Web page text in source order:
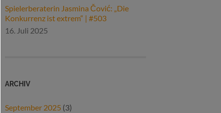
Spielerberaterin Jasmina Čović: „Die
Konkurrenz ist extrem“ | #503
16. Juli 2025
ARCHIV
September 2025 (3)